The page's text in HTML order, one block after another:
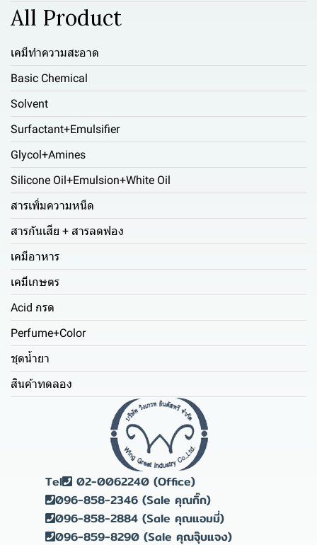
All Product
เคมีทำความสะอาด
Basic Chemical
Solvent
Surfactant+Emulsifier
Glycol+Amines
Silicone Oil+Emulsion+White Oil
สารเพิ่มความหนืด
สารกันเสีย + สารลดฟอง
เคมีอาหาร
เคมีเกษตร
Acid กรด
Perfume+Color
ชุดน้ำยา
สินค้าทดลอง
Tel
02-0062240 (Office)
096-858-2346 (Sale คุณกิ๊ก)
096-858-2884 (Sale คุณแอมมี่)
096-859-8290 (Sale คุณจุ๊บแจง)